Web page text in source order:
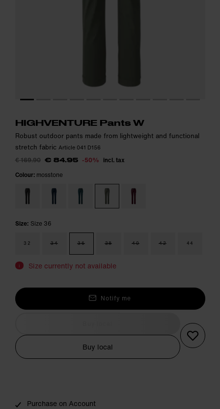
HIGHVENTURE Pants W
Robust outdoor pants made from lightweight and functional
stretch fabric Article 041 D156
€ 169.90 € 84.95 -50% incl. tax
Colour: mosstone
Size: Size 36
32 34 36 38 40 42 44
i Size currently not available
Notify me
Buy local
Purchase on Account